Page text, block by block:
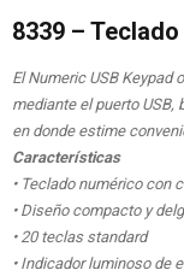
8339 –
El Numeric USB Keypad
mediante el puerto USB,
en donde estime
Características
• Teclado numérico con
• Diseño compacto y
• 20 teclas standard
• Indicador luminoso de